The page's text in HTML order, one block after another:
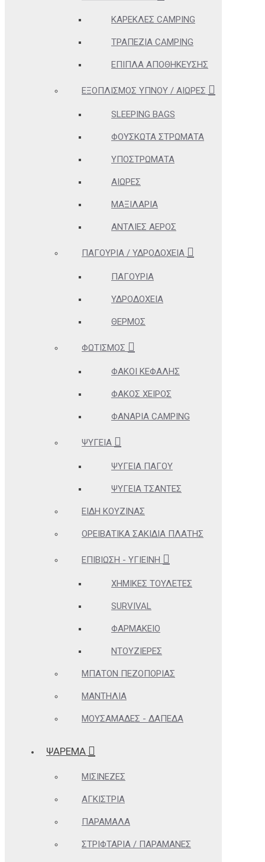
ΚΑΡΈΚΛΕΣ CAMPING
ΤΡΑΠΈΖΙΑ CAMPING
ΈΠΙΠΛΑ ΑΠΟΘΉΚΕΥΣΗΣ
ΕΞΟΠΛΙΣΜΌΣ ΎΠΝΟΥ / ΑΙΏΡΕΣ
SLEEPING BAGS
ΦΟΥΣΚΩΤΆ ΣΤΡΏΜΑΤΑ
ΥΠΟΣΤΡΏΜΑΤΑ
ΑΙΏΡΕΣ
ΜΑΞΙΛΆΡΙΑ
ΑΝΤΛΊΕΣ ΑΈΡΟΣ
ΠΑΓΟΎΡΙΑ / ΥΔΡΟΔΟΧΕΊΑ
ΠΑΓΟΎΡΙΑ
ΥΔΡΟΔΟΧΕΊΑ
ΘΕΡΜΌΣ
ΦΩΤΙΣΜΌΣ
ΦΑΚΟΊ ΚΕΦΑΛΉΣ
ΦΑΚΌΣ ΧΕΙΡΌΣ
ΦΑΝΆΡΙΑ CAMPING
ΨΥΓΕΊΑ
ΨΥΓΕΊΑ ΠΆΓΟΥ
ΨΥΓΕΊΑ ΤΣΆΝΤΕΣ
ΕΊΔΗ ΚΟΥΖΊΝΑΣ
ΟΡΕΙΒΑΤΙΚΆ ΣΑΚΊΔΙΑ ΠΛΆΤΗΣ
ΕΠΙΒΊΩΣΗ - ΥΓΙΕΙΝΉ
ΧΗΜΙΚΈΣ ΤΟΥΛΈΤΕΣ
SURVIVAL
ΦΑΡΜΑΚΕΊΟ
ΝΤΟΥΖΙΈΡΕΣ
ΜΠΑΤΌΝ ΠΕΖΟΠΟΡΊΑΣ
ΜΑΝΤΉΛΙΑ
ΜΟΥΣΑΜΆΔΕΣ - ΔΆΠΕΔΑ
ΨΑΡΕΜΑ
ΜΙΣΙΝΈΖΕΣ
ΑΓΚΊΣΤΡΙΑ
ΠΑΡΆΜΑΛΑ
ΣΤΡΙΦΤΆΡΙΑ / ΠΑΡΑΜΆΝΕΣ